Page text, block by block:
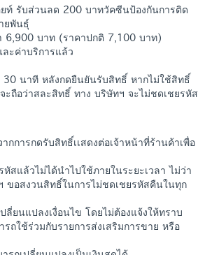
ท์ รับส่วนลด 200 บาทวัคซีนป้องกันการติด
ยพันธุ์
6,900 บาท (ราคาปกติ 7,100 บาท)
ะค่าบริการแล้ว
30 นาที หลังกดยืนยันรับสิทธิ์ หากไม่ใช้สิทธิ์
ะถือว่าสละสิทธิ์ ทาง บริษัทฯ จะไม่ชดเชยรหัส
กการกดรับสิทธิ์เเสดงต่อเจ้าหน้าที่ร้านค้าเพื่อ
สแล้วไม่ได้นำไปใช้ภายในระยะเวลา ไม่ว่า
ขอสงวนสิทธิ์ในการไม่ชดเชยรหัสคืนในทุก
ลี่ยนแปลงเงื่อนไข โดยไม่ต้องแจ้งให้ทราบ
ถใช้ร่วมกับรายการส่งเสริมการขาย หรือ